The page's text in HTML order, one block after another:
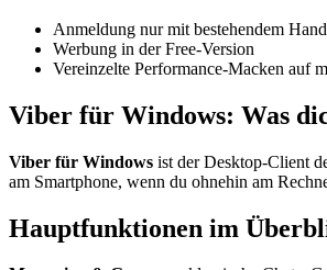
Anmeldung nur mit bestehendem
Werbung in der Free-Version
Vereinzelte Performance-Macken auf
Viber für Windows: Was
Viber für Windows ist der Desktop-Client
am Smartphone, wenn du ohnehin am
Hauptfunktionen im